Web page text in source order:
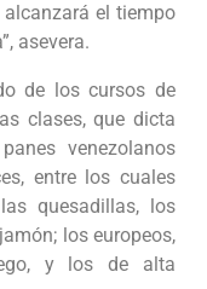
el tiempo
asevera.
de los cursos de
clases, que dicta
venezolanos
entre los cuales
quesadillas, los
los europeos,
y los de alta